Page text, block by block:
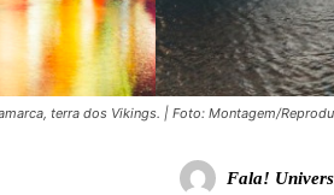
terra dos Vikings. | Foto: Montagem/
Fala!